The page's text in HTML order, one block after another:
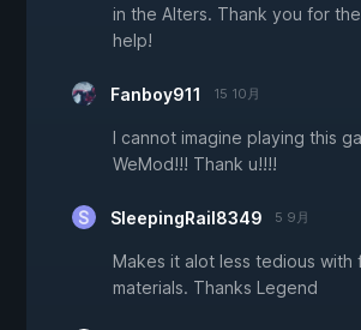
in the Alters. Thank you for
help!
Fanboy911 15 10月
I cannot imagine playing this
WeMod!!! Thank u!!!!
SleepingRail8349 5 9月
Makes it alot less tedious with
materials. Thanks Legend